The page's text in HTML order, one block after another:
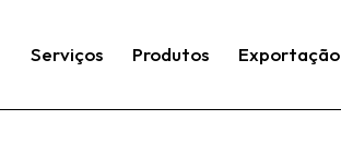
Serviços Produtos Exportação